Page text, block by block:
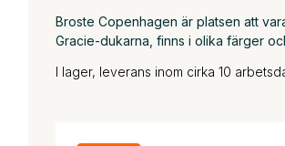
Broste Copenhagen är platsen att
Gracie-dukarna, finns i olika färger
I lager, leverans inom cirka 10